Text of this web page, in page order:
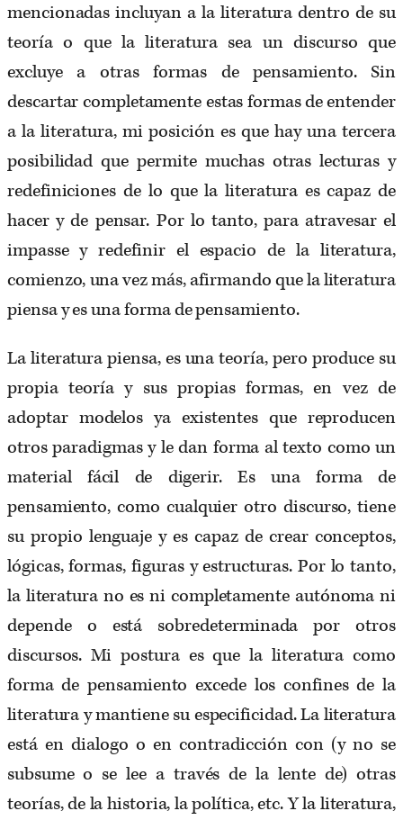
mencionadas incluyan a la literatura dentro de su
teoría o que la literatura sea un discurso que
excluye a otras formas de pensamiento. Sin
descartar completamente estas formas de entender
a la literatura, mi posición es que hay una tercera
posibilidad que permite muchas otras lecturas y
redefiniciones de lo que la literatura es capaz de
hacer y de pensar. Por lo tanto, para atravesar el
impasse y redefinir el espacio de la literatura,
comienzo, una vez más, afirmando que la literatura
piensa y es una forma de pensamiento.
La literatura piensa, es una teoría, pero produce su
propia teoría y sus propias formas, en vez de
adoptar modelos ya existentes que reproducen
otros paradigmas y le dan forma al texto como un
material fácil de digerir. Es una forma de
pensamiento, como cualquier otro discurso, tiene
su propio lenguaje y es capaz de crear conceptos,
lógicas, formas, figuras y estructuras. Por lo tanto,
la literatura no es ni completamente autónoma ni
depende o está sobredeterminada por otros
discursos. Mi postura es que la literatura como
forma de pensamiento excede los confines de la
literatura y mantiene su especificidad. La literatura
está en dialogo o en contradicción con (y no se
subsume o se lee a través de la lente de) otras
teorías, de la historia, la política, etc. Y la literatura,